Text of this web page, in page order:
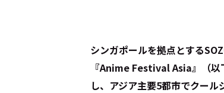
シンガポールを拠点とする
『Anime Festival Asia』（以
し、アジア主要5都市でクール